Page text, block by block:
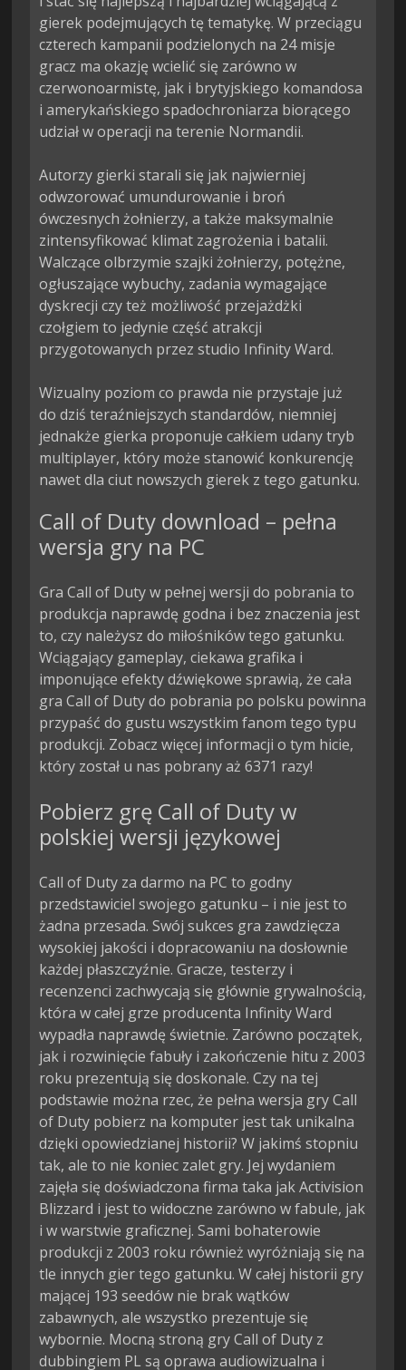
gierek podejmujących tę tematykę. W przeciągu
czterech kampanii podzielonych na 24 misje
gracz ma okazję wcielić się zarówno w
czerwonoarmistę, jak i brytyjskiego komandosa
i amerykańskiego spadochroniarza biorącego
udział w operacji na terenie Normandii.
Autorzy gierki starali się jak najwierniej
odwzorować umundurowanie i broń
ówczesnych żołnierzy, a także maksymalnie
zintensyfikować klimat zagrożenia i batalii.
Walczące olbrzymie szajki żołnierzy, potężne,
ogłuszające wybuchy, zadania wymagające
dyskrecji czy też możliwość przejażdżki
czołgiem to jedynie część atrakcji
przygotowanych przez studio Infinity Ward.
Wizualny poziom co prawda nie przystaje już
do dziś teraźniejszych standardów, niemniej
jednakże gierka proponuje całkiem udany tryb
multiplayer, który może stanowić konkurencję
nawet dla ciut nowszych gierek z tego gatunku.
Call of Duty download – pełna
wersja gry na PC
Gra Call of Duty w pełnej wersji do pobrania to
produkcja naprawdę godna i bez znaczenia jest
to, czy należysz do miłośników tego gatunku.
Wciągający gameplay, ciekawa grafika i
imponujące efekty dźwiękowe sprawią, że cała
gra Call of Duty do pobrania po polsku powinna
przypaść do gustu wszystkim fanom tego typu
produkcji. Zobacz więcej informacji o tym hicie,
który został u nas pobrany aż 6371 razy!
Pobierz grę Call of Duty w
polskiej wersji językowej
Call of Duty za darmo na PC to godny
przedstawiciel swojego gatunku – i nie jest to
żadna przesada. Swój sukces gra zawdzięcza
wysokiej jakości i dopracowaniu na dosłownie
każdej płaszczyźnie. Gracze, testerzy i
recenzenci zachwycają się głównie grywalnością,
która w całej grze producenta Infinity Ward
wypadła naprawdę świetnie. Zarówno początek,
jak i rozwinięcie fabuły i zakończenie hitu z 2003
roku prezentują się doskonale. Czy na tej
podstawie można rzec, że pełna wersja gry Call
of Duty pobierz na komputer jest tak unikalna
dzięki opowiedzianej historii? W jakimś stopniu
tak, ale to nie koniec zalet gry. Jej wydaniem
zajęła się doświadczona firma taka jak Activision
Blizzard i jest to widoczne zarówno w fabule, jak
i w warstwie graficznej. Sami bohaterowie
produkcji z 2003 roku również wyróżniają się na
tle innych gier tego gatunku. W całej historii gry
mającej 193 seedów nie brak wątków
zabawnych, ale wszystko prezentuje się
wybornie. Mocną stroną gry Call of Duty z
dubbingiem PL są oprawa audiowizualna i